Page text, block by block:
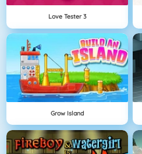
Love Tester 3
Grow Island